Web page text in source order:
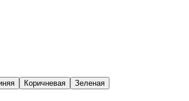
Коричневая Зеленая